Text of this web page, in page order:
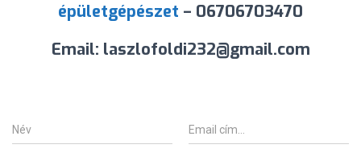
épületgépészet – 06706703470
Email: laszlofoldi232@gmail.com
N
é
E
m